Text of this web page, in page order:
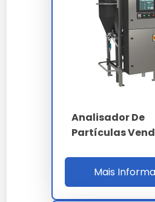
Analisador De
Partículas
Mais